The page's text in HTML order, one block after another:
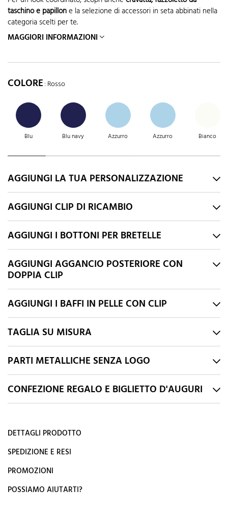
taschino e papillone la selezione di accessori in seta abbinati nella
categoria scelti per te.
MAGGIORI INFORMAZIONI
COLORE: Rosso
Blu Blu navy Azzurro Azzurro Bianco
AGGIUNGI LA TUA PERSONALIZZAZIONE
AGGIUNGI CLIP DI RICAMBIO
AGGIUNGI I BOTTONI PER BRETELLE
AGGIUNGI AGGANCIO POSTERIORE CON
DOPPIA CLIP
AGGIUNGI I BAFFI IN PELLE CON CLIP
TAGLIA SU MISURA
PARTI METALLICHE SENZA LOGO
CONFEZIONE REGALO E BIGLIETTO D'AUGURI
DETTAGLI PRODOTTO
SPEDIZIONE E RESI
PROMOZIONI
POSSIAMO AIUTARTI?